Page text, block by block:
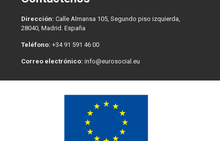
Dirección: Calle Almansa 105, Segundo piso izquierda,
28040, Madrid. España
Teléfono: +34 91 591 46 00
Correo electrónico: info@eurosocial.eu